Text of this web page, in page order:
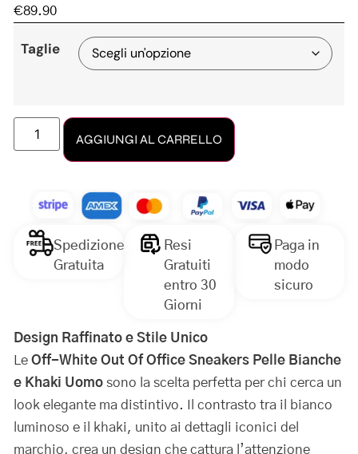
€89.90
Taglie
AGGIUNGI AL CARRELLO
Spedizione
Gratuita
Resi
Gratuiti
entro 30
Giorni
Paga in
modo
sicuro
Design Raffinato e Stile Unico
Le Off-White Out Of Office Sneakers Pelle Bianche
e Khaki Uomo sono la scelta perfetta per chi cerca un
look elegante ma distintivo. Il contrasto tra il bianco
luminoso e il khaki, unito ai dettagli iconici del
marchio, crea un design che cattura l’attenzione